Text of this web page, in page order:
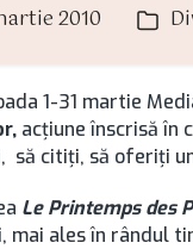
2010
1-31 martie
acţiune înscrisă în
să citiţi, să oferiţi
Le Printemps des
mai ales în rândul